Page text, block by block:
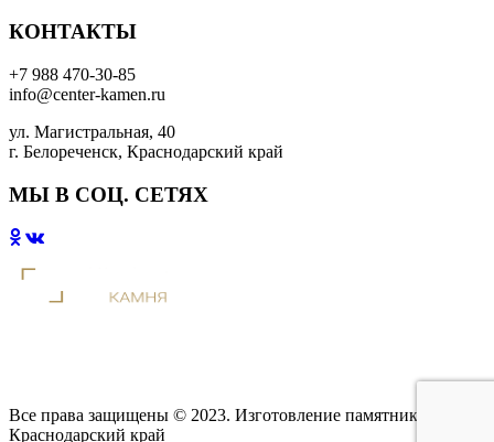
КОНТАКТЫ
+7 988 470-30-85
info@center-kamen.ru
ул. Магистральная, 40
г. Белореченск, Краснодарский край
МЫ В СОЦ. СЕТЯХ
Все права защищены © 2023. Изготовление памятников
Краснодарский край